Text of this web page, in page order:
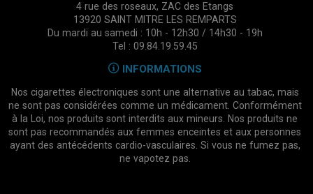
4 rue des roseaux, ZAC des Etangs
13920 SAINT MITRE LES REMPARTS
Du mardi au samedi : 10h - 12h30 / 14h30 - 19h
Tel : 09.84.19.59.45
INFORMATIONS
Nos cigarettes électroniques sont une alternative au tabac, mais
ne sont pas considérées comme un médicament. Conformément
à la Loi, nos produits sont interdits aux mineurs. Nos produits ne
sont pas recommandés aux femmes enceintes et aux personnes
ayant des antécédents cardio-vasculaires. Si vous ne fumez pas,
ne vapotez pas.